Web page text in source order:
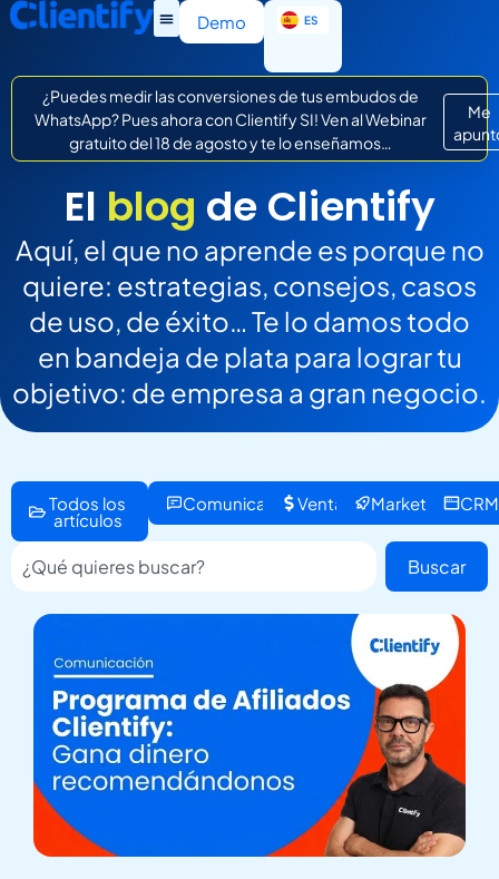
Demo ES
IT
¿Puedes medir las conversiones de tus embudos de
WhatsApp? Pues ahora con Clientify SI! Ven al Webinar
gratuito del 18 de agosto y te lo enseñamos…
Me
El blog de Clientify
Aquí, el que no aprende es porque no
quiere: estrategias, consejos, casos
de uso, de éxito… Te lo damos todo
en bandeja de plata para lograr tu
objetivo: de empresa a gran negocio.
Todos los
artículos
ComunicaciónVentas Marketing CRM
Buscar